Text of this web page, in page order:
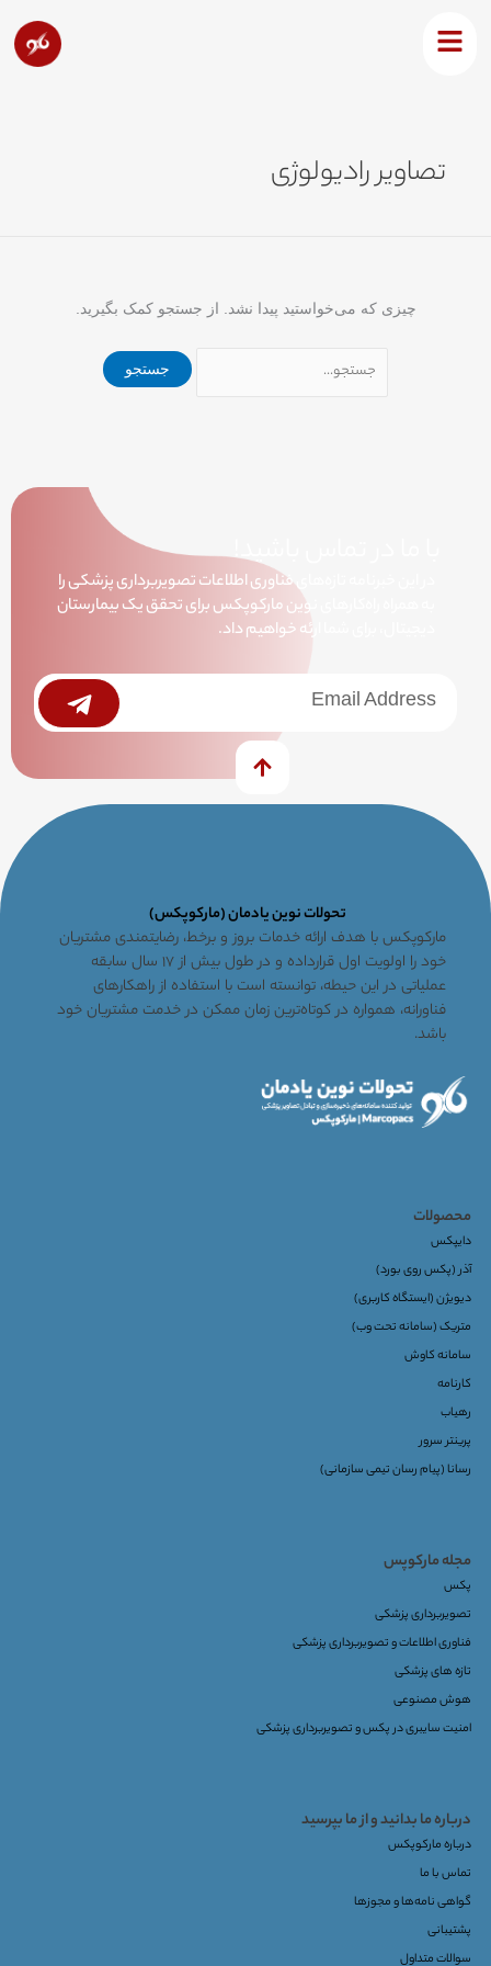
تصاویر رادیولوژی
چیزی که می‌خواستید پیدا نشد. از جستجو کمک بگیرید.
با ما در تماس باشید!
در این خبرنامه تازه‌های فناوری اطلاعات تصویربرداری پزشکی را
به همراه راه‌کارهای نوین مارکوپکس برای تحقق یک بیمارستان
دیجیتال، برای شما ارئه خواهیم داد.
خبرنامه Submit
تحولات نوین یادمان (مارکوپکس)
مارکوپکس با هدف ارائه خدمات بروز و برخط، رضایتمندی مشتریان
خود را اولویت اول قرارداده و در طول بیش از ۱۷ سال سابقه
عملیاتی در این حیطه، توانسته است با استفاده از راهکارهای
فناورانه، همواره در کوتاه‌ترین زمان ممکن در خدمت مشتریان خود
باشد.
محصولات
دایپکس
آذر (پکس روی بورد)
دیویژن (ایستگاه کاربری)
متریک (سامانه تحت وب)
سامانه کاوش
کارنامه
رهیاب
پرینتر سرور
رسانا (پیام رسان تیمی سازمانی)
مجله مارکوپس
پکس
تصویربرداری پزشکی
فناوری اطلاعات و تصویربرداری پزشکی
تازه های پزشکی
هوش مصنوعی
امنیت سایبری در پکس و تصویربرداری پزشکی
درباره ما بدانید و از ما بپرسید
درباره مارکوپکس
تماس با ما
گواهی نامه‌ها و مجوزها
پشتیبانی
سوالات متداول